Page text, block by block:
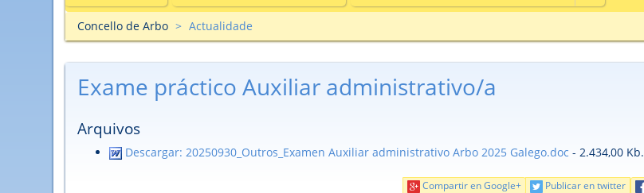
Concello de Arbo Actualidade
Exame práctico Auxiliar administrativo/a
Arquivos
Descargar: 20250930_Outros_Examen Auxiliar administrativo Arbo 2025 Galego.doc - 2.434,00 Kb.
Publicar en twitter
Compartir en Google+